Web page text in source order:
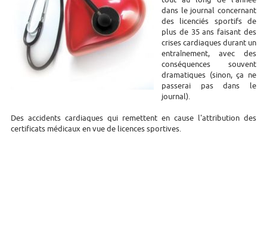
dans le journal concernant
des licenciés sportifs de
plus de 35 ans faisant des
crises cardiaques durant un
entraînement, avec des
conséquences souvent
dramatiques (sinon, ça ne
passerai pas dans le
journal).
Des accidents cardiaques qui remettent en cause l'attribution des
certificats médicaux en vue de licences sportives.